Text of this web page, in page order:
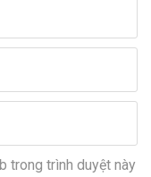
trong trình duyệt này